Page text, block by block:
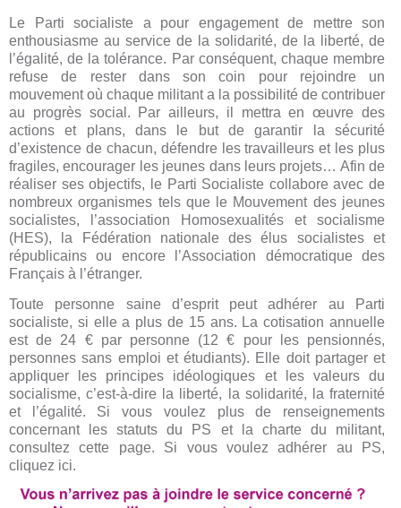
Le Parti socialiste a pour engagement de mettre son
enthousiasme au service de la solidarité, de la liberté, de
l’égalité, de la tolérance. Par conséquent, chaque membre
refuse de rester dans son coin pour rejoindre un
mouvement où chaque militant a la possibilité de contribuer
au progrès social. Par ailleurs, il mettra en œuvre des
actions et plans, dans le but de garantir la sécurité
d’existence de chacun, défendre les travailleurs et les plus
fragiles, encourager les jeunes dans leurs projets… Afin de
réaliser ses objectifs, le Parti Socialiste collabore avec de
nombreux organismes tels que le Mouvement des jeunes
socialistes, l’association Homosexualités et socialisme
(HES), la Fédération nationale des élus socialistes et
républicains ou encore l’Association démocratique des
Français à l’étranger.
Toute personne saine d’esprit peut adhérer au Parti
socialiste, si elle a plus de 15 ans. La cotisation annuelle
est de 24 € par personne (12 € pour les pensionnés,
personnes sans emploi et étudiants). Elle doit partager et
appliquer les principes idéologiques et les valeurs du
socialisme, c’est-à-dire la liberté, la solidarité, la fraternité
et l’égalité. Si vous voulez plus de renseignements
concernant les statuts du PS et la charte du militant,
consultez cette page. Si vous voulez adhérer au PS,
cliquez ici.